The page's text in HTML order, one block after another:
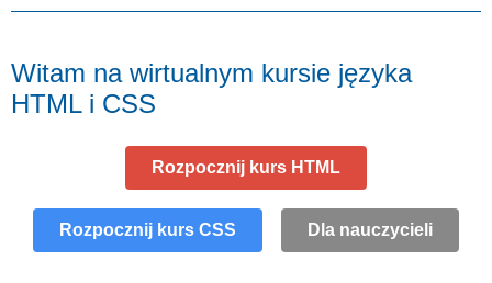
Witam na wirtualnym kursie języka
HTML i CSS
Rozpocznij kurs HTML
Rozpocznij kurs CSS Dla nauczycieli